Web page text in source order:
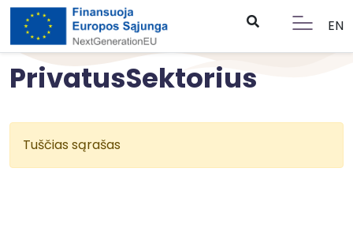
EN
PrivatusSektorius
Tuščias sąrašas